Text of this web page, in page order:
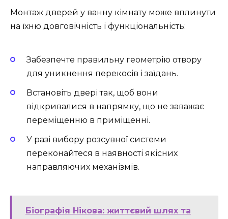
Монтаж дверей у ванну кімнату може вплинути
на їхню довговічність і функціональність:
Забезпечте правильну геометрію отвору
для уникнення перекосів і заїдань.
Встановіть двері так, щоб вони
відкривалися в напрямку, що не заважає
переміщенню в приміщенні.
У разі вибору розсувної системи
переконайтеся в наявності якісних
направляючих механізмів.
Біографія Нікова: життєвий шлях та